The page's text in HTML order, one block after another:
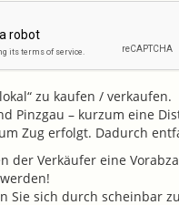
zu kaufen / verkaufen.
Pinzgau – kurzum eine
Zug erfolgt. Dadurch
Verkäufer eine
sich durch scheinbar